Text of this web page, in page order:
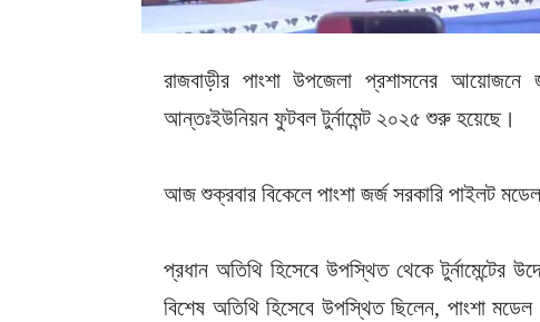
রাজবাড়ীর পাংশা উপজেলা প্রশাসনের আয়োজনে
আন্তঃইউনিয়ন ফুটবল টুর্নামেন্ট ২০২৫ শুরু হয়েছে।
আজ শুক্রবার বিকেলে পাংশা জর্জ সরকারি পাইলট মডেল
প্রধান অতিথি হিসেবে উপস্থিত থেকে টুর্নামেন্টের
বিশেষ অতিথি হিসেবে উপস্থিত ছিলেন, পাংশা মডেল